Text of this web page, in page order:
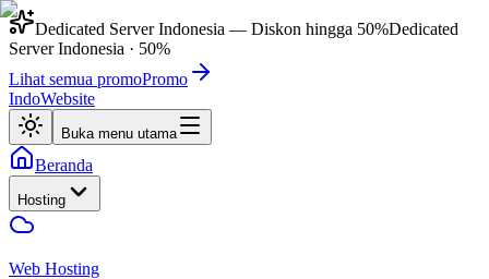
Dedicated Server Indonesia — Diskon hingga 50%Dedicated
Server Indonesia · 50%
Lihat semua promoPromo
IndoWebsite
Buka menu utama
Beranda
Hosting
Web Hosting